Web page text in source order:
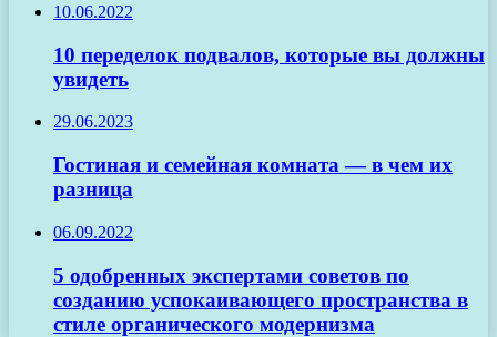
10.06.2022
10 переделок подвалов, которые вы должны
увидеть
29.06.2023
Гостиная и семейная комната — в чем их
разница
06.09.2022
5 одобренных экспертами советов по
созданию успокаивающего пространства в
стиле органического модернизма